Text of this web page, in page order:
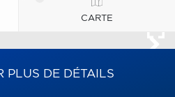
CARTE
PLUS DE DÉTAILS